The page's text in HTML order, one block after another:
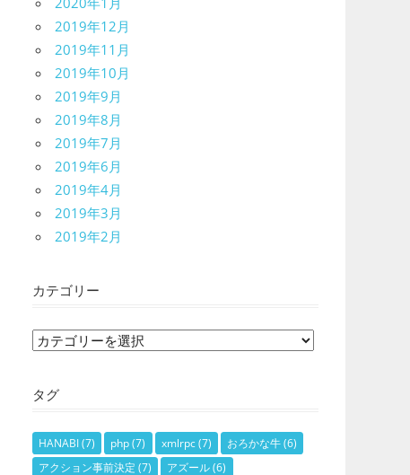
2019年12月
2019年11月
2019年10月
2019年9月
2019年8月
2019年7月
2019年6月
2019年4月
2019年3月
2019年2月
カテゴリー
カ
ゴ
ー
タグ
HANABI(7) php(7) xmlrpc(7) おろかな牛(6)
アクション事前決定 (7) アズール(6)